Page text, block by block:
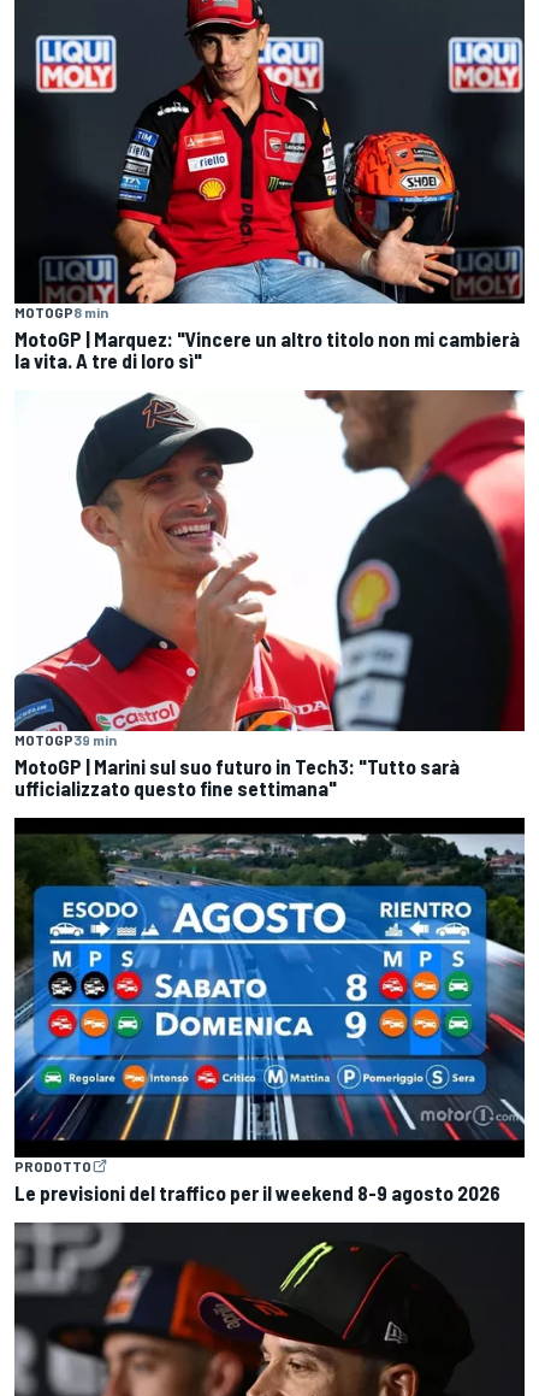
MOTOGP8 min
MotoGP | Marquez: "Vincere un altro titolo non mi cambierà
la vita. A tre di loro sì"
MOTOGP39 min
MotoGP | Marini sul suo futuro in Tech3: "Tutto sarà
ufficializzato questo fine settimana"
PRODOTTO
Le previsioni del traffico per il weekend 8-9 agosto 2026